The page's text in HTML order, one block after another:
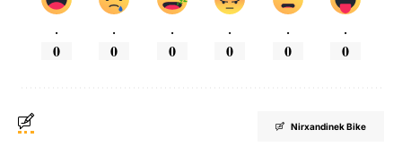
.
0
.
0
.
0
.
0
.
0
.
0
Nirxandinek Bike